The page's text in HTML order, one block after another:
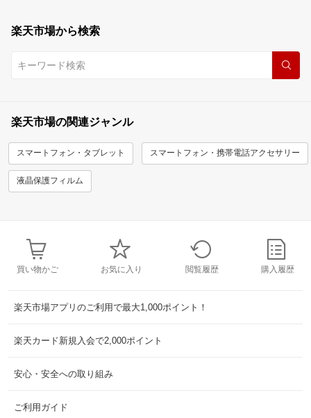
楽天市場から検索
楽天市場の関連ジャンル
スマートフォン・タブレット スマートフォン・携帯電話アクセサリー
液晶保護フィルム
買い物かご お気に入り 閲覧履歴 購入履歴
楽天市場アプリのご利用で最大1,000ポイント！
楽天カード新規入会で2,000ポイント
安心・安全への取り組み
ご利用ガイド